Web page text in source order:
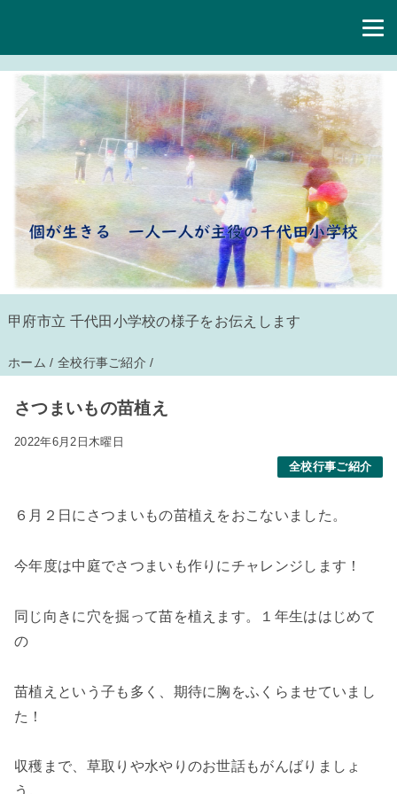
甲府市立 千代田小学校の様子をお伝えします
ホーム / 全校行事ご紹介 /
さつまいもの苗植え
2022年6月2日木曜日
全校行事ご紹介
６月２日にさつまいもの苗植えをおこないました。
今年度は中庭でさつまいも作りにチャレンジします！
同じ向きに穴を掘って苗を植えます。１年生ははじめて
の
苗植えという子も多く、期待に胸をふくらませていまし
た！
収穫まで、草取りや水やりのお世話もがんばりましょ